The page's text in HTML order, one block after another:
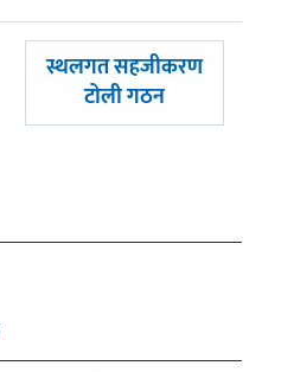
अघिल्लाे
स्थलगत सहजीकरण
टोली गठन